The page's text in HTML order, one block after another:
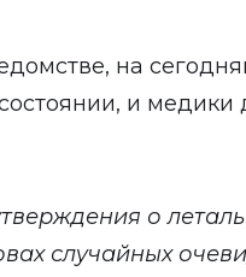
на
и
о
случайных